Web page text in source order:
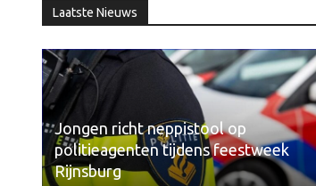
Laatste Nieuws
Jongen richt neppistool op
politieagenten tijdens feestweek
Rijnsburg